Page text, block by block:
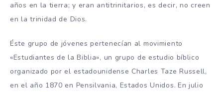
años en la tierra; y eran antitrinitarios, es decir, no creen
en la trinidad de Dios.
Éste grupo de jóvenes pertenecían al movimiento
«Estudiantes de la Biblia», un grupo de estudio bíblico
organizado por el estadounidense Charles Taze Russell,
en el año 1870 en Pensilvania, Estados Unidos. En julio